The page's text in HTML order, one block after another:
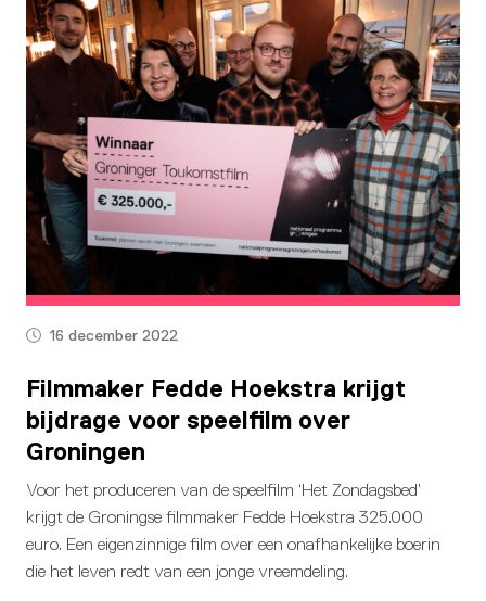
16 december 2022
Filmmaker Fedde Hoekstra krijgt
bijdrage voor speelfilm over
Groningen
Voor het produceren van de speelfilm ‘Het Zondagsbed’
krijgt de Groningse filmmaker Fedde Hoekstra 325.000
euro. Een eigenzinnige film over een onafhankelijke boerin
die het leven redt van een jonge vreemdeling.